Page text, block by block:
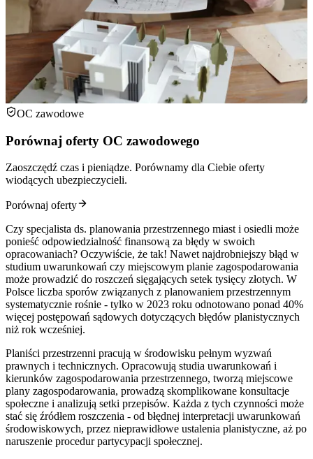
OC zawodowe
Porównaj oferty OC zawodowego
Zaoszczędź czas i pieniądze. Porównamy dla Ciebie oferty
wiodących ubezpieczycieli.
Porównaj oferty
Czy specjalista ds. planowania przestrzennego miast i osiedli może
ponieść odpowiedzialność finansową za błędy w swoich
opracowaniach? Oczywiście, że tak! Nawet najdrobniejszy błąd w
studium uwarunkowań czy miejscowym planie zagospodarowania
może prowadzić do roszczeń sięgających setek tysięcy złotych. W
Polsce liczba sporów związanych z planowaniem przestrzennym
systematycznie rośnie - tylko w 2023 roku odnotowano ponad 40%
więcej postępowań sądowych dotyczących błędów planistycznych
niż rok wcześniej.
Planiści przestrzenni pracują w środowisku pełnym wyzwań
prawnych i technicznych. Opracowują studia uwarunkowań i
kierunków zagospodarowania przestrzennego, tworzą miejscowe
plany zagospodarowania, prowadzą skomplikowane konsultacje
społeczne i analizują setki przepisów. Każda z tych czynności może
stać się źródłem roszczenia - od błędnej interpretacji uwarunkowań
środowiskowych, przez nieprawidłowe ustalenia planistyczne, aż po
naruszenie procedur partycypacji społecznej.